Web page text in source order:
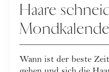
Haare
Haarschnitte
Neumond &
Wann ist der beste